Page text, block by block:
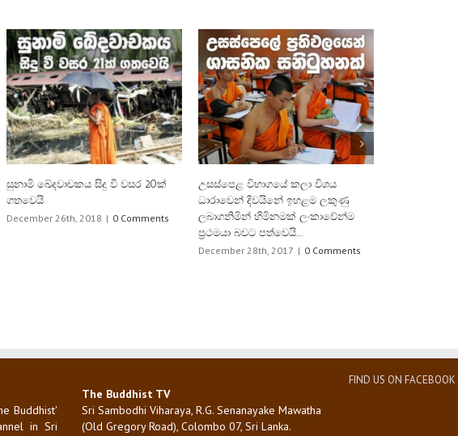
කලා විශය
ඉහළම ලකුණු
ලංකාවේන්ම
ඓතිහාසික මිහින්තලා පුදබිමේ 1500 ක්
මහා සංඝරත්නය වෙනුවෙන් පිණ්ඩපාත
දානමය පුණ්‍යකර්මයක්…..
December 27th, 2017 | 0 Comments
ශ්‍රී පාදය කරුණා කිරීමට වන්දනා
කරුවෝ විශාල පිරිසක් පැමිණෙති….
December 28th, 2016
in Sri
Sri Sambodhi Viharaya, R.G. Senanayake Mawatha
(Old Gregory Road), Colombo 07, Sri Lanka.
FIND US ON FACEBOOK